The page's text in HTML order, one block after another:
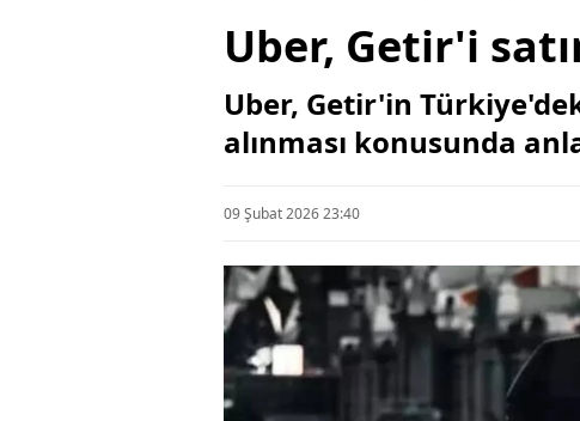
Uber, Getir'i
Uber, Getir'in
alınması konusunda
09 Şubat 2026 23:40